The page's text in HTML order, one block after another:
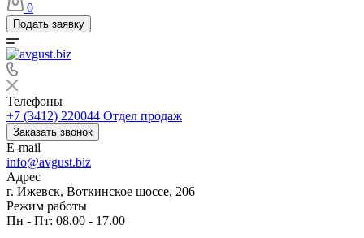
0
Подать заявку
Телефоны
+7 (3412) 220044 Отдел продаж
Заказать звонок
E-mail
info@avgust.biz
Адрес
г. Ижевск, Воткинское шоссе, 206
Режим работы
Пн - Пт: 08.00 - 17.00